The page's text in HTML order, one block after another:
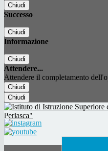
Chiudi
Successo
Chiudi
Informazione
Chiudi
Attendere...
Attendere il completamento
Chiudi
Chiudi